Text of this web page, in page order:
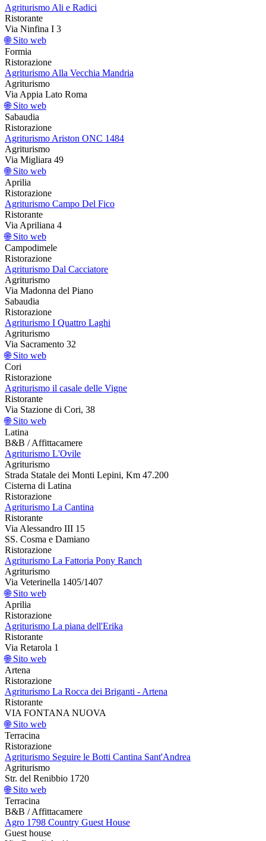
Agriturismo Ali e Radici
Ristorante
Via Ninfina I 3
🌐 Sito web
Formia
Ristorazione
Agriturismo Alla Vecchia Mandria
Agriturismo
Via Appia Lato Roma
🌐 Sito web
Sabaudia
Ristorazione
Agriturismo Ariston ONC 1484
Agriturismo
Via Migliara 49
🌐 Sito web
Aprilia
Ristorazione
Agriturismo Campo Del Fico
Ristorante
Via Apriliana 4
🌐 Sito web
Campodimele
Ristorazione
Agriturismo Dal Cacciatore
Agriturismo
Via Madonna del Piano
Sabaudia
Ristorazione
Agriturismo I Quattro Laghi
Agriturismo
Via Sacramento 32
🌐 Sito web
Cori
Ristorazione
Agriturismo il casale delle Vigne
Ristorante
Via Stazione di Cori, 38
🌐 Sito web
Latina
B&B / Affittacamere
Agriturismo L'Ovile
Agriturismo
Strada Statale dei Monti Lepini, Km 47.200
Cisterna di Latina
Ristorazione
Agriturismo La Cantina
Ristorante
Via Alessandro III 15
SS. Cosma e Damiano
Ristorazione
Agriturismo La Fattoria Pony Ranch
Agriturismo
Via Veterinella 1405/1407
🌐 Sito web
Aprilia
Ristorazione
Agriturismo La piana dell'Erika
Ristorante
Via Retarola 1
🌐 Sito web
Artena
Ristorazione
Agriturismo La Rocca dei Briganti - Artena
Ristorante
VIA FONTANA NUOVA
🌐 Sito web
Terracina
Ristorazione
Agriturismo Seguire le Botti Cantina Sant'Andrea
Agriturismo
Str. del Renibbio 1720
🌐 Sito web
Terracina
B&B / Affittacamere
Agro 1798 Country Guest House
Guest house